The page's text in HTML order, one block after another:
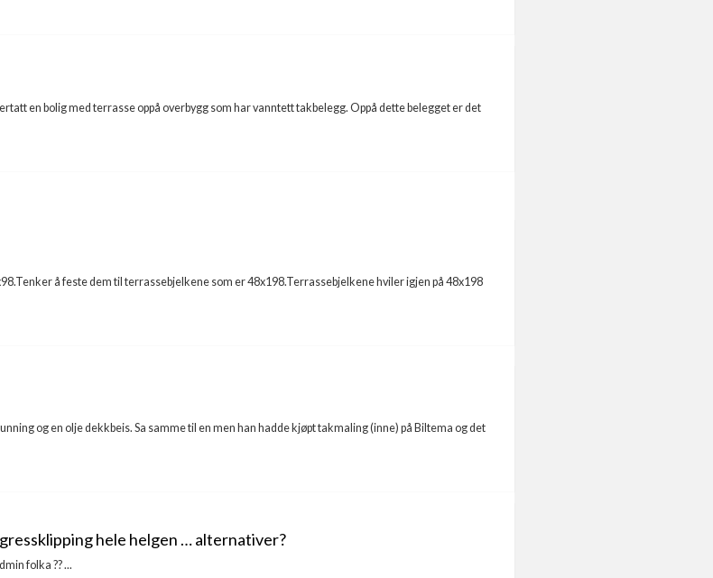
en bolig med terrasse oppå overbygg som har vanntett takbelegg. Oppå dette belegget er det
å feste dem til terrassebjelkene som er 48x198.Terrassebjelkene hviler igjen på 48x198
og en olje dekkbeis. Sa samme til en men han hadde kjøpt takmaling (inne) på Biltema og det
hele helgen … alternativer?
folka ?? ...